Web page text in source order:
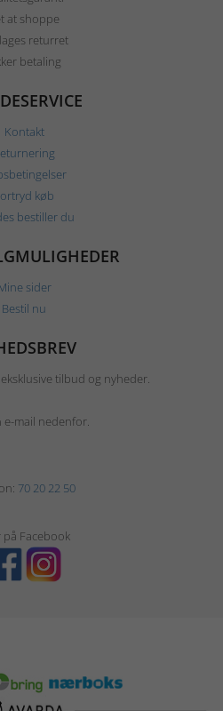
at shoppe
returret
betaling
Kontakt
køb
bestiller du
sider
Bestil nu
tilbud og nyheder.
e-mail nedenfor.
70 20 22 50
på Facebook